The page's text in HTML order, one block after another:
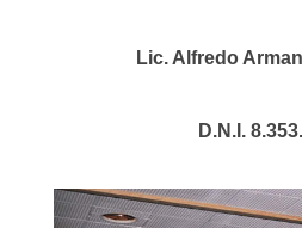
Lic. Alfredo
D.N.I.